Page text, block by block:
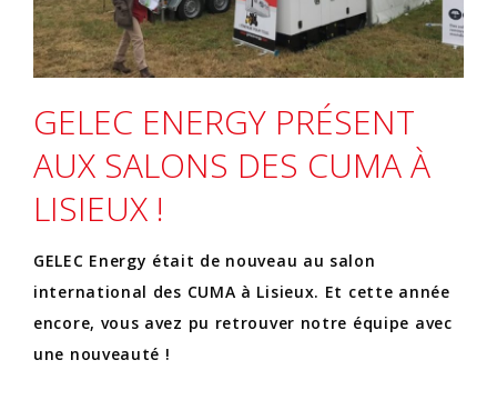
GELEC ENERGY PRÉSENT
AUX SALONS DES CUMA À
LISIEUX !
GELEC Energy était de nouveau au salon
international des CUMA à Lisieux. Et cette année
encore, vous avez pu retrouver notre équipe avec
une nouveauté !